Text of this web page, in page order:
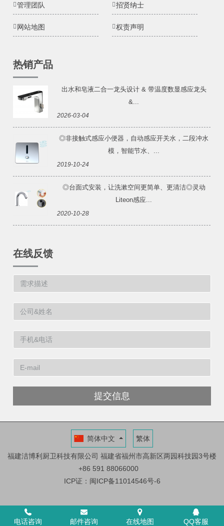
管理团队 招贤纳士
网站地图 权责声明
热销产品
出水和皂液二合一龙头设计 & 带温度数显感应龙头
&...
2026-03-04
◎非接触式感应小便器，自动感应开关水，二段冲水
模，智能节水、...
2019-10-24
◎台面式安装，让洗漱空间更简单、更清洁◎灵动
Liteon感应...
2020-10-28
在线反馈
提交信息
简体中文 繁体
福建洁博利厨卫科技有限公司 福建省福州市高新区两园科技园3号楼
+86 591 88066000
ICP证：闽ICP备11014546号-6
电话咨询 邮件咨询 在线地图 QQ客服